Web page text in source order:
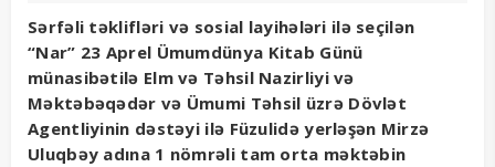
Sərfəli təklifləri və sosial layihələri ilə seçilən
“Nar” 23 Aprel Ümumdünya Kitab Günü
münasibətilə Elm və Təhsil Nazirliyi və
Məktəbəqədər və Ümumi Təhsil üzrə Dövlət
Agentliyinin dəstəyi ilə Füzulidə yerləşən Mirzə
Uluqbəy adına 1 nömrəli tam orta məktəbin